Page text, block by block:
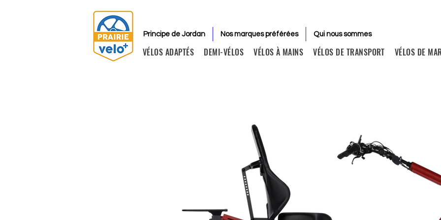
Principe de Jordan Nos marques préférées Qui nous sommes
VÉLOS ADAPTÉS DEMI-VÉLOS VÉLOS À MAINS VÉLOS DE TRANSPORT VÉLOS DE